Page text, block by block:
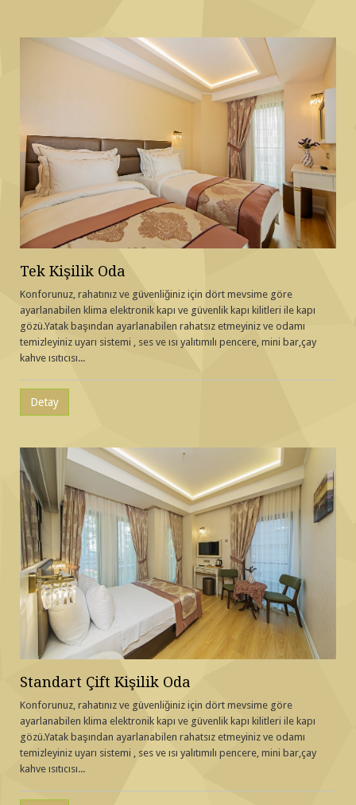
Tek Kişilik Oda
Konforunuz, rahatınız ve güvenliğiniz için dört mevsime göre
ayarlanabilen klima elektronik kapı ve güvenlik kapı kilitleri ile kapı
gözü.Yatak başından ayarlanabilen rahatsız etmeyiniz ve odamı
temizleyiniz uyarı sistemi , ses ve ısı yalıtımılı pencere, mini bar,çay
kahve ısıtıcısı...
Detay
Standart Çift Kişilik Oda
Konforunuz, rahatınız ve güvenliğiniz için dört mevsime göre
ayarlanabilen klima elektronik kapı ve güvenlik kapı kilitleri ile kapı
gözü.Yatak başından ayarlanabilen rahatsız etmeyiniz ve odamı
temizleyiniz uyarı sistemi , ses ve ısı yalıtımılı pencere, mini bar,çay
kahve ısıtıcısı...